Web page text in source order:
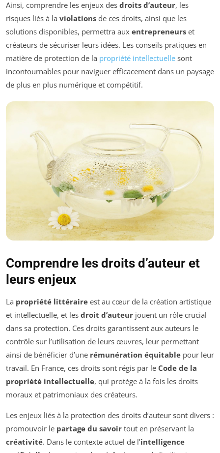
Ainsi, comprendre les enjeux des droits d’auteur, les
risques liés à la violations de ces droits, ainsi que les
solutions disponibles, permettra aux entrepreneurs et
créateurs de sécuriser leurs idées. Les conseils pratiques en
matière de protection de la propriété intellectuelle sont
incontournables pour naviguer efficacement dans un paysage
de plus en plus numérique et compétitif.
Comprendre les droits d’auteur et
leurs enjeux
La propriété littéraire est au cœur de la création artistique
et intellectuelle, et les droit d’auteur jouent un rôle crucial
dans sa protection. Ces droits garantissent aux auteurs le
contrôle sur l’utilisation de leurs œuvres, leur permettant
ainsi de bénéficier d’une rémunération équitable pour leur
travail. En France, ces droits sont régis par le Code de la
propriété intellectuelle, qui protège à la fois les droits
moraux et patrimoniaux des créateurs.
Les enjeux liés à la protection des droits d’auteur sont divers :
promouvoir le partage du savoir tout en préservant la
créativité. Dans le contexte actuel de l’intelligence